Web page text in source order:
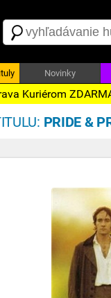
Novinky
Kuriérom
PRIDE &